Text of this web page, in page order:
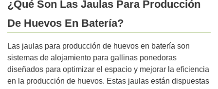
¿Qué Son Las Jaulas Para Producción
De Huevos En Batería?
Las jaulas para producción de huevos en batería son
sistemas de alojamiento para gallinas ponedoras
diseñados para optimizar el espacio y mejorar la eficiencia
en la producción de huevos. Estas jaulas están dispuestas